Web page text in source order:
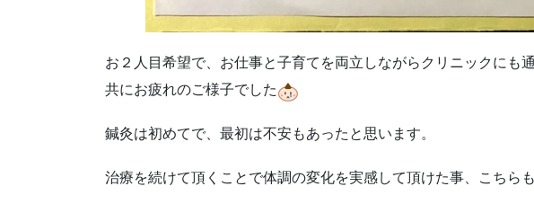
お２人目希望で、お仕事と子育てを両立しながらクリニックにも
共にお疲れのご様子でした
鍼灸は初めてで、最初は不安もあったと思います。
治療を続けて頂くことで体調の変化を実感して頂けた事、こちら